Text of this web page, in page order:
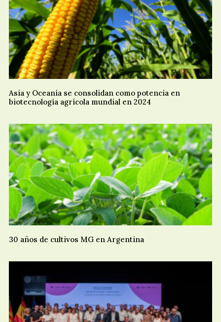
Asia y Oceanía se consolidan como potencia en
biotecnología agrícola mundial en 2024
30 años de cultivos MG en Argentina